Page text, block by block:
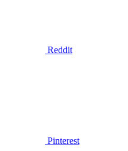
Reddit
Pinterest